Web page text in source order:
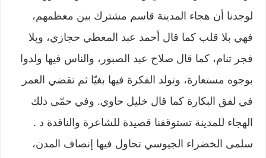
لوجدنا أن هجاء المدينة قاسم مشترك بين معظمهم،
فهي بلا قلب كما قال أحمد عبد المعطي حجازي، وبلا
فجر تنام، كما قال صلاح عبد الصبور، والناس فيها ولدوا
بوجوه مستعارة، وتولد الفكرة فيها بغيّا ثم تقضي العمر
في لفق البكارة كما قال خليل حاوي. وفي حمّى ذلك
الهجاء للمدينة تستوقفنا قصيدة للشاعرة والناقدة د .
سلمى الخضراء الجيوسي تحاول فيها إنصاف المدن،